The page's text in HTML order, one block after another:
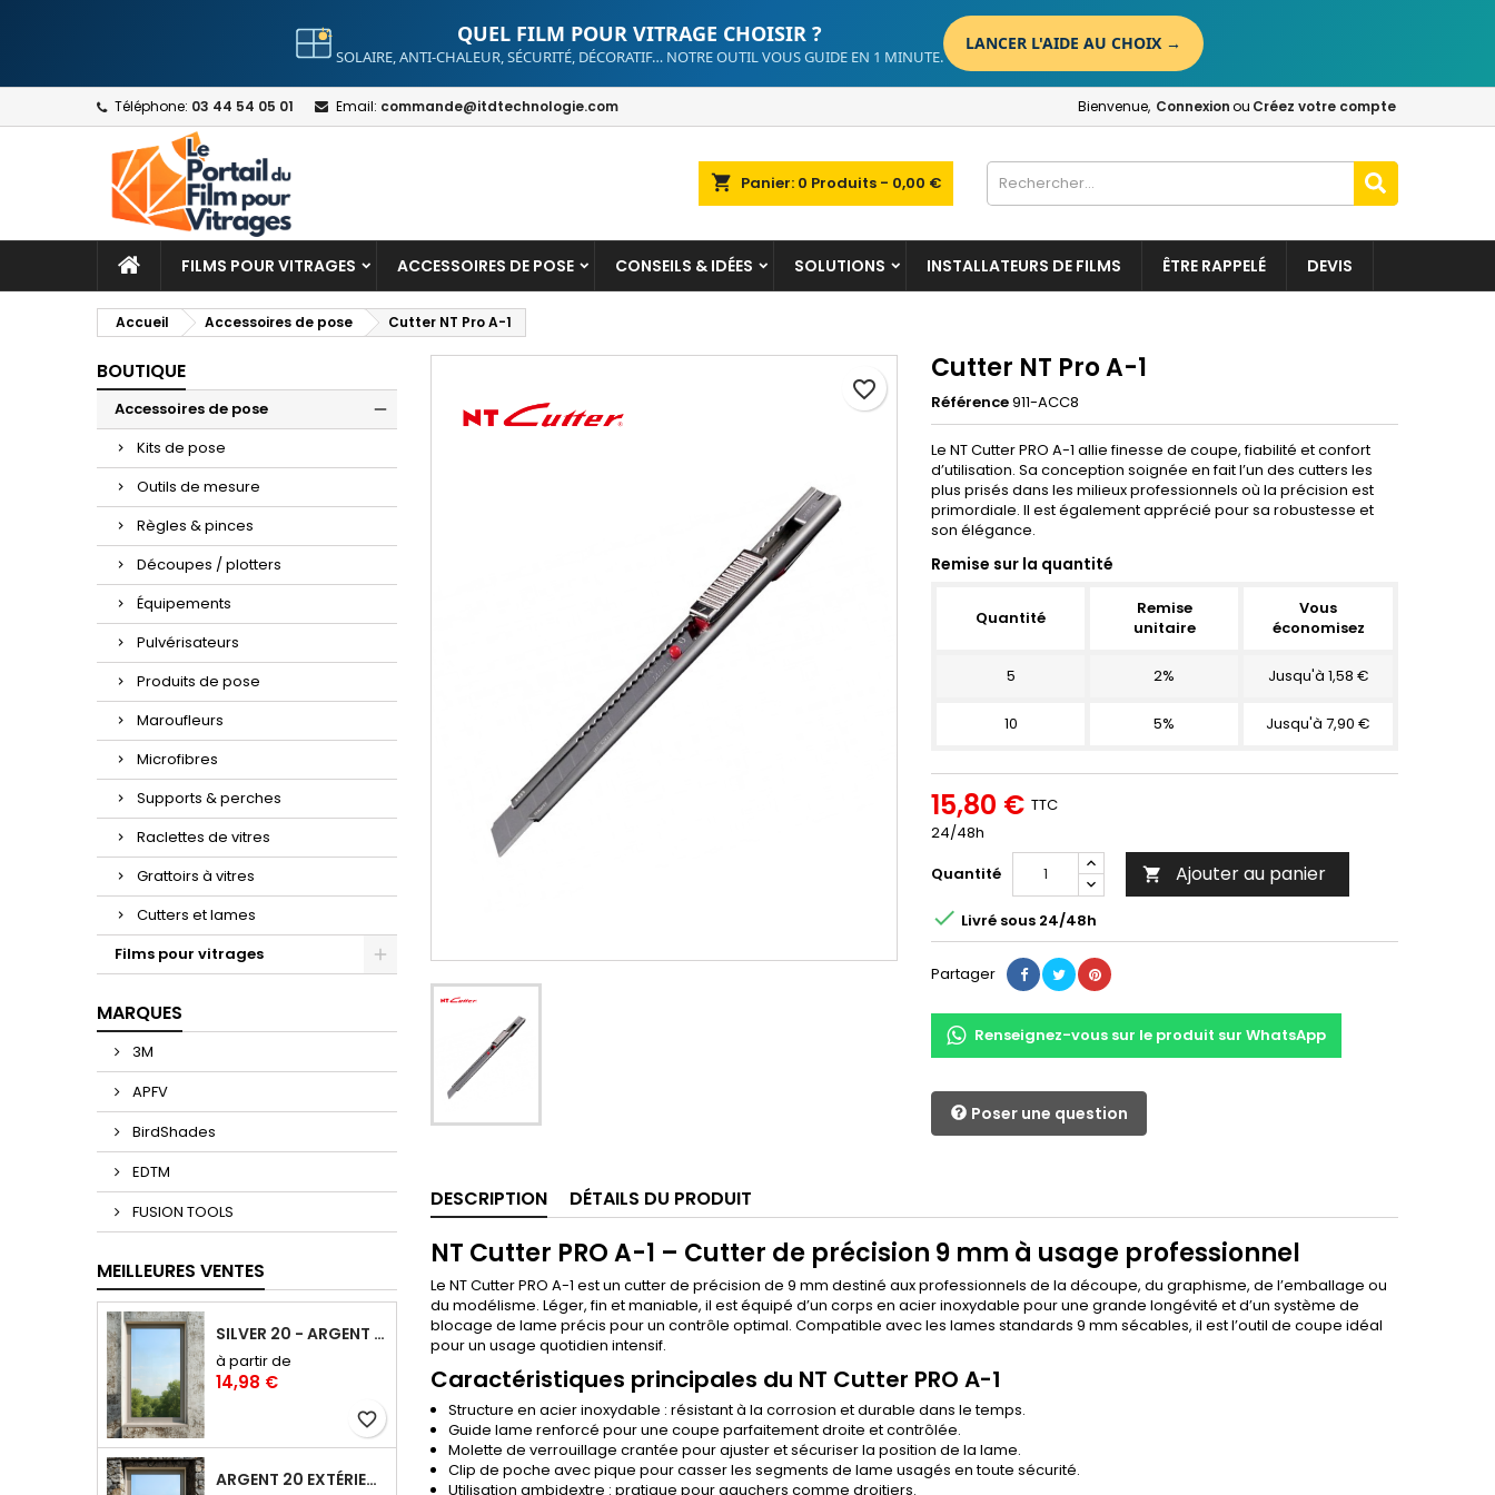
QUEL FILM POUR VITRAGE CHOISIR ?
SOLAIRE, ANTI-CHALEUR, SÉCURITÉ, DÉCORATIF… NOTRE OUTIL VOUS GUIDE EN 1 MINUTE.
LANCER L'AIDE AU CHOIX →
Téléphone: 03 44 54 05 01 Email: commande@itdtechnologie.com Bienvenue, Connexionou Créez votre compte
shopping_cart Panier: 0 Produits - 0,00 €
FILMS POUR VITRAGES ACCESSOIRES DE POSE CONSEILS & IDÉES SOLUTIONS INSTALLATEURS DE FILMS ÊTRE RAPPELÉ DEVIS
Accueil Accessoires de pose Cutter NT Pro A-1
BOUTIQUE
Accessoires de pose
Kits de pose
Outils de mesure
Règles & pinces
Découpes / plotters
Équipements
Pulvérisateurs
Produits de pose
Maroufleurs
Microfibres
Supports & perches
Raclettes de vitres
Grattoirs à vitres
Cutters et lames
Films pour vitrages
MARQUES
3M
APFV
BirdShades
EDTM
FUSION TOOLS
MEILLEURES VENTES
SILVER 20 - ARGENT 20 FILM ANTI-CHALEUR, ANTI ÉBLOUISSEMENT RÉFLÉCHISSANT SAINT-GOBAIN SOLAR GARD
à partir de
14,98 €
favorite_border
ARGENT 20 EXTÉRIEUR : FILM ANTI-CHALEUR ET ANTI-ÉBLOUISSEMENT POSE EXTÉRIEURE
Cutter NT Pro A-1
Référence911-ACC8
Le NT Cutter PRO A-1 allie finesse de coupe, fiabilité et confort
d’utilisation. Sa conception soignée en fait l’un des cutters les
plus prisés dans les milieux professionnels où la précision est
primordiale. Il est également apprécié pour sa robustesse et
son élégance.
Remise sur la quantité
Quantité
Remise
unitaire
Vous
économisez
5 2% Jusqu'à 1,58 €
10 5% Jusqu'à 7,90 €
15,80 € TTC
24/48h
Quantité
 Ajouter au panier
favorite_border
 Livré sous 24/48h
Partager
Renseignez-vous sur le produit sur WhatsApp
Poser une question
DESCRIPTION DÉTAILS DU PRODUIT
NT Cutter PRO A-1 – Cutter de précision 9 mm à usage professionnel
Le NT Cutter PRO A-1 est un cutter de précision de 9 mm destiné aux professionnels de la découpe, du graphisme, de l’emballage ou
du modélisme. Léger, fin et maniable, il est équipé d’un corps en acier inoxydable pour une grande longévité et d’un système de
blocage de lame précis pour un contrôle optimal. Compatible avec les lames standards 9 mm sécables, il est l’outil de coupe idéal
pour un usage quotidien intensif.
Caractéristiques principales du NT Cutter PRO A-1
Structure en acier inoxydable : résistant à la corrosion et durable dans le temps.
Guide lame renforcé pour une coupe parfaitement droite et contrôlée.
Molette de verrouillage crantée pour ajuster et sécuriser la position de la lame.
Clip de poche avec pique pour casser les segments de lame usagés en toute sécurité.
Utilisation ambidextre : pratique pour gauchers comme droitiers.
Add to wishlist ×
add_circle_outline Create new list
Create wishlist ×
Wishlist name
Cancel Create wishlist
Sign in ×
You need to be logged in to save products in your wishlist.
Cancel